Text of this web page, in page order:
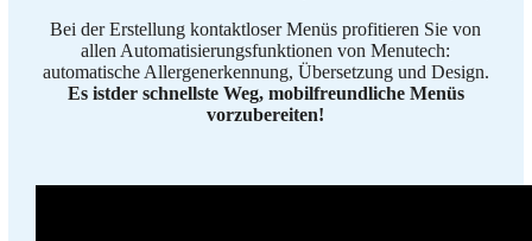
Bei der Erstellung kontaktloser Menüs profitieren Sie von
allen Automatisierungsfunktionen von Menutech:
automatische Allergenerkennung, Übersetzung und Design.
Es istder schnellste Weg, mobilfreundliche Menüs
vorzubereiten!